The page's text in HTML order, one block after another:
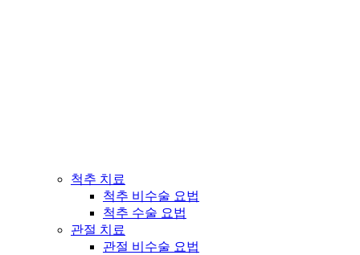
척추 치료
척추 비수술 요법
척추 수술 요법
관절 치료
관절 비수술 요법